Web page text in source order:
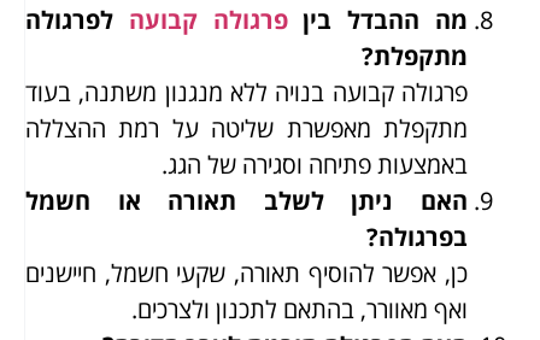
מה ההבדל ביןפרגולה קבועה לפרגולה
מתקפלת?
פרגולה קבועה בנויה ללא מנגנון משתנה, בעוד
מתקפלת מאפשרת שליטה על רמת ההצללה
באמצעות פתיחה וסגירה של הגג.
האם ניתן לשלב תאורה או חשמל
בפרגולה?
כן, אפשר להוסיף תאורה, שקעי חשמל, חיישנים
ואף מאוורר, בהתאם לתכנון ולצרכים.